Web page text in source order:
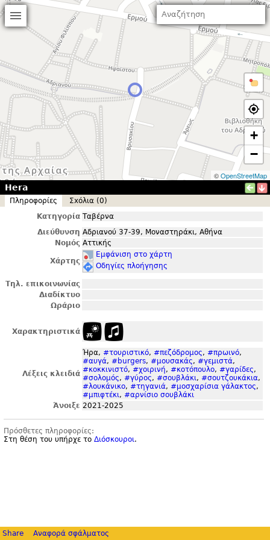
+
−
©OpenStreetMap
Hera
Πληροφορίες
Σxόλια (0)
Κατηγορία Ταβέρνα
Διεύθυνση Αδριανού 37-39, Μοναστηράκι, Αθήνα
Νομός Αττικής
Χάρτης
Εμφάνιση στο χάρτη
Οδηγίες πλοήγησης
Τηλ. επικοινωνίας
Διαδίκτυο
Ωράριο
Χαρακτηριστικά
Λέξεις κλειδιά
Ήρα, #τουριστικό, #πεζόδρομος, #πρωινό,
#αυγά, #burgers, #μουσακάς, #γεμιστά,
#κοκκινιστό, #χοιρινή, #κοτόπουλο, #γαρίδες,
#σολομός, #γύρος, #σουβλάκι, #σουτζουκάκια,
#λουκάνικο, #τηγανιά, #μοσχαρίσια γάλακτος,
#μπιφτέκι, #αρνίσιο σουβλάκι
Άνοιξε 2021-2025
Πρόσθετες πληροφορίες:
Στη θέση του υπήρχε το Διόσκουροι.
Share Αναφορά σφάλματος